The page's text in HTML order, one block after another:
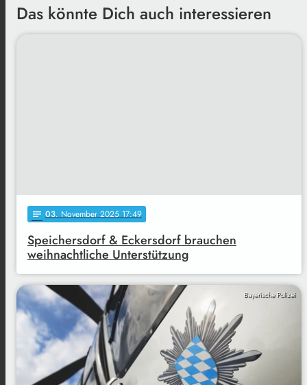
Das könnte Dich auch interessieren
notes 03. November 2025 17:49
Speichersdorf & Eckersdorf brauchen
weihnachtliche Unterstützung
Bayerische Polizei